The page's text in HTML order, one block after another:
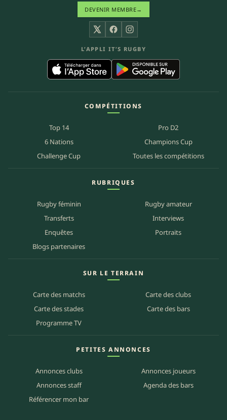
DEVENIR MEMBRE→
X FacebookInstagram
L’APPLI IT’S RUGBY
COMPÉTITIONS
Top 14
Pro D2
6 Nations
Champions Cup
Challenge Cup
Toutes les compétitions
RUBRIQUES
Rugby féminin
Rugby amateur
Transferts
Interviews
Enquêtes
Portraits
Blogs partenaires
SUR LE TERRAIN
Carte des matchs
Carte des clubs
Carte des stades
Carte des bars
Programme TV
PETITES ANNONCES
Annonces clubs
Annonces joueurs
Annonces staff
Agenda des bars
Référencer mon bar